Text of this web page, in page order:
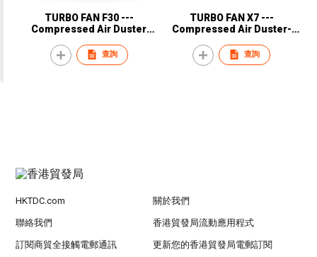
TURBO FAN F30 ---
Compressed Air Duster
Gear Adjustable Mini Blower
with Fast Charging, Electric
查詢
TURBO FAN X7 ---
Compressed Air Duster-
pressure Super Power Snow
Blower, 3-Gear Adjustable
查詢
HKTDC.com 關於我們
聯絡我們 香港貿發局流動應用程式
訂閱商貿全接觸電郵通訊 更新您的香港貿發局電郵訂閱